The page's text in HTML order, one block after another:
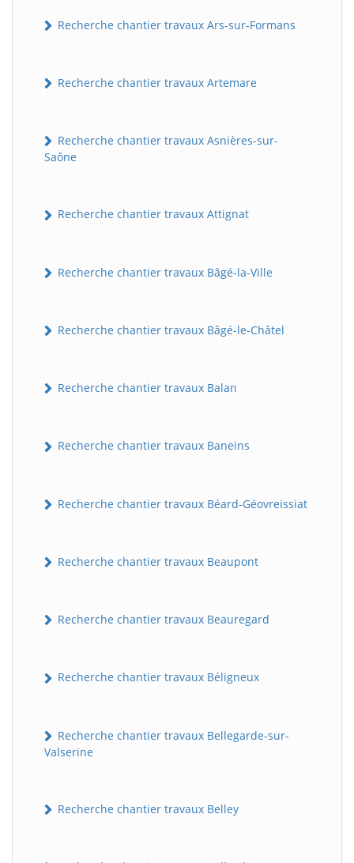
Recherche chantier travaux Ars-sur-Formans
Recherche chantier travaux Artemare
Recherche chantier travaux Asnières-sur-
Saône
Recherche chantier travaux Attignat
Recherche chantier travaux Bâgé-la-Ville
Recherche chantier travaux Bâgé-le-Châtel
Recherche chantier travaux Balan
Recherche chantier travaux Baneins
Recherche chantier travaux Béard-Géovreissiat
Recherche chantier travaux Beaupont
Recherche chantier travaux Beauregard
Recherche chantier travaux Béligneux
Recherche chantier travaux Bellegarde-sur-
Valserine
Recherche chantier travaux Belley